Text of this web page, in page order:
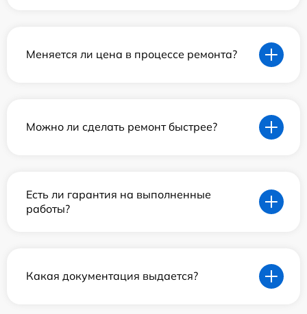
Меняется ли цена в процессе ремонта?
Можно ли сделать ремонт быстрее?
Есть ли гарантия на выполненные
работы?
Какая документация выдается?